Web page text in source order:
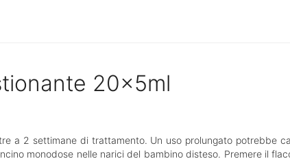
20x5ml
a 2 settimane di trattamento. Un uso prolungato potrebbe
monodose nelle narici del bambino disteso. Premere il